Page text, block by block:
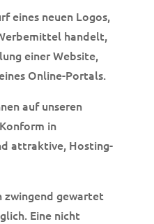
eines neuen Logos,
handelt,
einer Website,
Online-Portals.
auf unseren
in
attraktive, Hosting-
zwingend gewartet
Eine nicht